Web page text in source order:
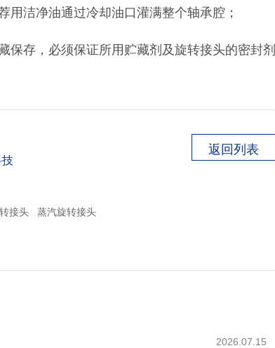
洁净油通过冷却油口灌满整个轴承腔；
保存，必须保证所用贮藏剂及旋转接头的密封剂
返回列表
接头 蒸汽旋转接头
2026.07.15